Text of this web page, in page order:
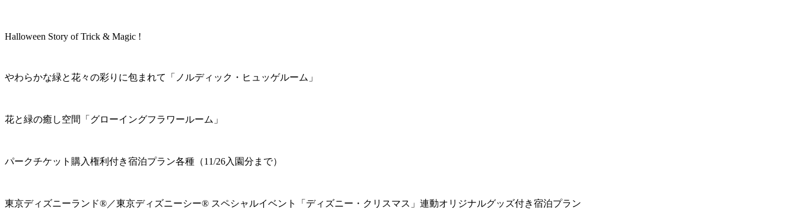
Halloween Story of Trick & Magic !
やわらかな緑と花々の彩りに包まれて「ノルディック・ヒュッゲルーム」
花と緑の癒し空間「グローイングフラワールーム」
パークチケット購入権利付き宿泊プラン各種（11/26入園分まで）
東京ディズニーランド®／東京ディズニーシー® スペシャルイベント「ディズニー・クリスマス」連動オリジナルグッズ付き宿泊プラン